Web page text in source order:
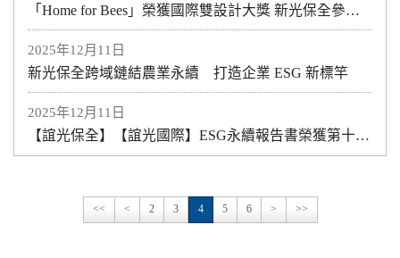
「Home for Bees」榮獲國際雙設計大獎 新光保全參與支持生物多樣性行動
2025年12月11日
新光保全跨域鏈結農業永續 打造企業 ESG 新標竿
2025年12月11日
【誼光保全】【誼光國際】ESG永續報告書榮獲第十八屆TCSA企業永續報告銅獎
<< < 2 3 4 5 6 > >>